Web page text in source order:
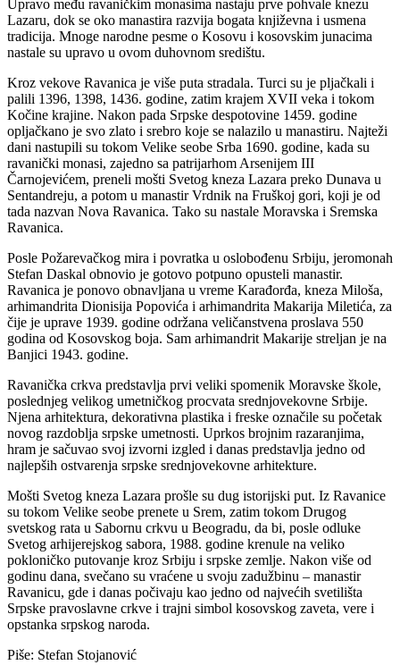
Upravo među ravaničkim monasima nastaju prve pohvale knezu
Lazaru, dok se oko manastira razvija bogata književna i usmena
tradicija. Mnoge narodne pesme o Kosovu i kosovskim junacima
nastale su upravo u ovom duhovnom središtu.
Kroz vekove Ravanica je više puta stradala. Turci su je pljačkali i
palili 1396, 1398, 1436. godine, zatim krajem XVII veka i tokom
Kočine krajine. Nakon pada Srpske despotovine 1459. godine
opljačkano je svo zlato i srebro koje se nalazilo u manastiru. Najteži
dani nastupili su tokom Velike seobe Srba 1690. godine, kada su
ravanički monasi, zajedno sa patrijarhom Arsenijem III
Čarnojevićem, preneli mošti Svetog kneza Lazara preko Dunava u
Sentandreju, a potom u manastir Vrdnik na Fruškoj gori, koji je od
tada nazvan Nova Ravanica. Tako su nastale Moravska i Sremska
Ravanica.
Posle Požarevačkog mira i povratka u oslobođenu Srbiju, jeromonah
Stefan Daskal obnovio je gotovo potpuno opusteli manastir.
Ravanica je ponovo obnavljana u vreme Karađorđa, kneza Miloša,
arhimandrita Dionisija Popovića i arhimandrita Makarija Miletića, za
čije je uprave 1939. godine održana veličanstvena proslava 550
godina od Kosovskog boja. Sam arhimandrit Makarije streljan je na
Banjici 1943. godine.
Ravanička crkva predstavlja prvi veliki spomenik Moravske škole,
poslednjeg velikog umetničkog procvata srednjovekovne Srbije.
Njena arhitektura, dekorativna plastika i freske označile su početak
novog razdoblja srpske umetnosti. Uprkos brojnim razaranjima,
hram je sačuvao svoj izvorni izgled i danas predstavlja jedno od
najlepših ostvarenja srpske srednjovekovne arhitekture.
Mošti Svetog kneza Lazara prošle su dug istorijski put. Iz Ravanice
su tokom Velike seobe prenete u Srem, zatim tokom Drugog
svetskog rata u Sabornu crkvu u Beogradu, da bi, posle odluke
Svetog arhijerejskog sabora, 1988. godine krenule na veliko
pokloničko putovanje kroz Srbiju i srpske zemlje. Nakon više od
godinu dana, svečano su vraćene u svoju zadužbinu – manastir
Ravanicu, gde i danas počivaju kao jedno od najvećih svetilišta
Srpske pravoslavne crkve i trajni simbol kosovskog zaveta, vere i
opstanka srpskog naroda.
Piše: Stefan Stojanović